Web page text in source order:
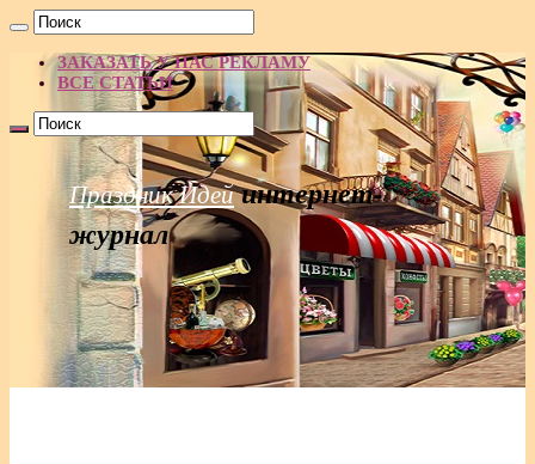
ЗАКАЗАТЬ У НАС РЕКЛАМУ
ВСЕ СТАТЬИ
Праздник Идей интернет-
журнал